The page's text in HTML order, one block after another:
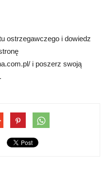
ostrzegawczego i dowiedz
i poszerz swoją